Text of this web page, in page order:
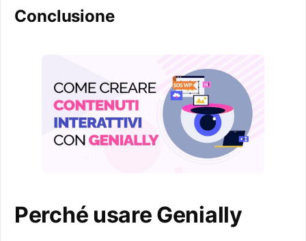
Conclusione
Perché usare Genially